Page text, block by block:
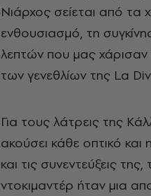
Νιάρχος σείεται από
ενθουσιασμό, τη
λεπτών που μας χάρισαν
των γενεθλίων της La
Για τους λάτρεις της
ακούσει κάθε οπτικό και
και τις συνεντεύξεις της,
ντοκιμαντέρ ήταν μια